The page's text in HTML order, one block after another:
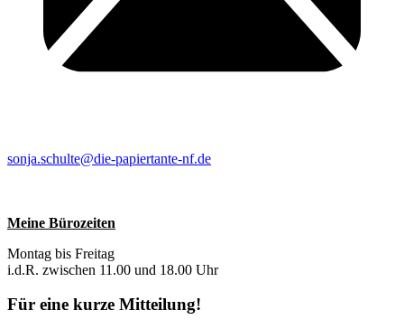
sonja.schulte@die-papiertante-nf.de
Meine Bürozeiten
Montag bis Freitag
i.d.R. zwischen 11.00 und 18.00 Uhr
Für eine kurze Mitteilung!